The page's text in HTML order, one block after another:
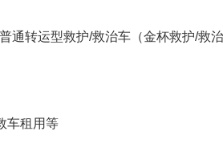
通转运型救护/救治车（金杯救护/救
车租用等